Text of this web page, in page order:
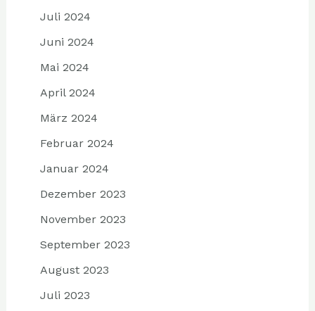
Juli 2024
Juni 2024
Mai 2024
April 2024
März 2024
Februar 2024
Januar 2024
Dezember 2023
November 2023
September 2023
August 2023
Juli 2023